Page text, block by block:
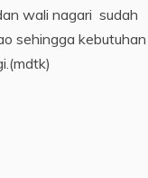
wali nagari sudah
sehingga kebutuhan